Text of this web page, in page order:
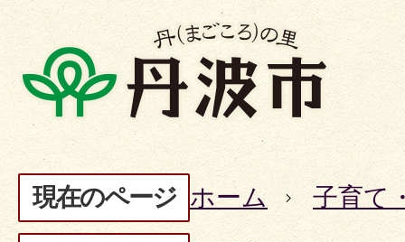
現在のページ ホーム 子育て